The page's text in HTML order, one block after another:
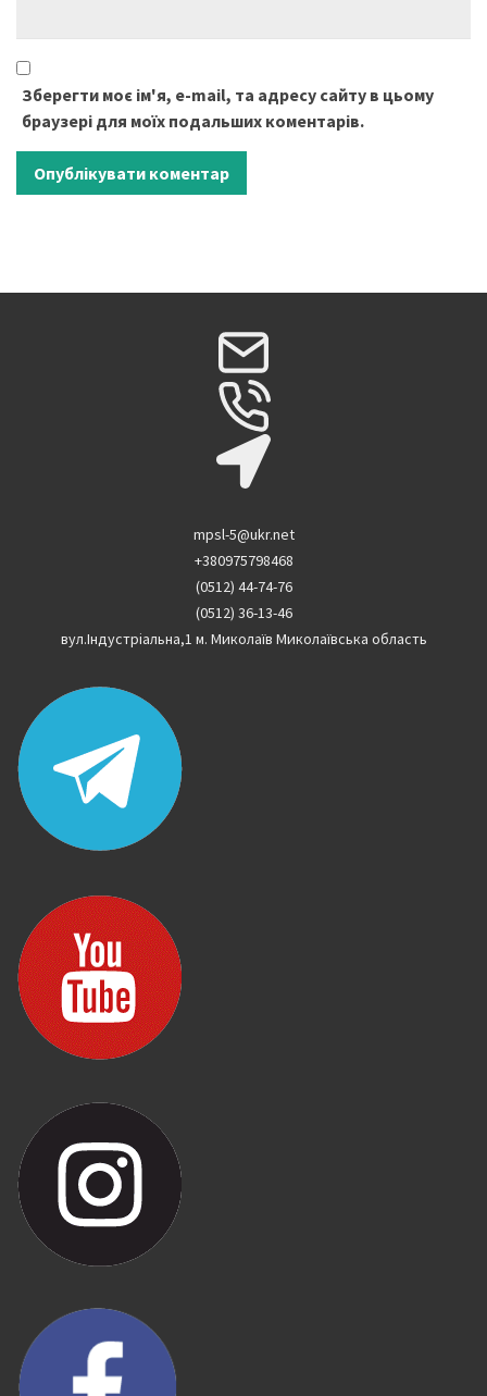
Зберегти моє ім'я, e-mail, та адресу сайту в цьому
браузері для моїх подальших коментарів.
mpsl-5@ukr.net
+380975798468
(0512) 44-74-76
(0512) 36-13-46
вул.Індустріальна,1 м. Миколаїв Миколаївська область